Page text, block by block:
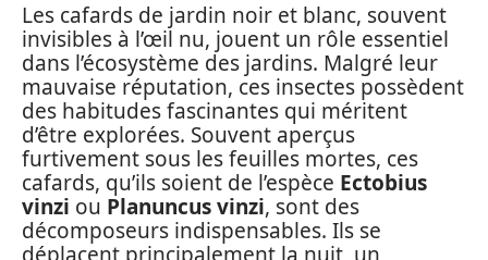
Les cafards de jardin noir et blanc, souvent
invisibles à l’œil nu, jouent un rôle essentiel
dans l’écosystème des jardins. Malgré leur
mauvaise réputation, ces insectes possèdent
des habitudes fascinantes qui méritent
d’être explorées. Souvent aperçus
furtivement sous les feuilles mortes, ces
cafards, qu’ils soient de l’espèce Ectobius
vinzi ou Planuncus vinzi, sont des
décomposeurs indispensables. Ils se